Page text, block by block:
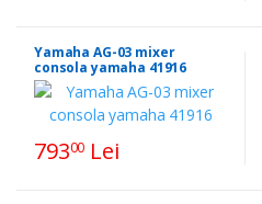
Yamaha AG-03 mixer
consola yamaha 41916
79300 Lei